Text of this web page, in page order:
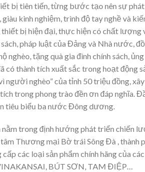
bị tiên tiến, từng bước tạo nên sự
kinh nghiệm, trình độ tay nghề và
bị hiện đại, thực hiện có chất
pháp luật của Đảng và Nhà nước,
nghèo, tặng quà gia đình chính sách,
có thành tích xuất sắc trong hoạt động
người nghèo” của tỉnh 50 triệu đồng,
trong phong trào đền ơn đáp
tiêu biểu ba nước Đông dương.
trong định hướng phát triển chiến
Thương mại Bờ trái Sông Đà , thành
các loại sản phẩm chính hãng của
BÚT SƠN, TAM ĐIỆP…